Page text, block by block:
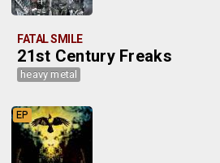
FATAL SMILE
21st Century Freaks
heavy metal
EP